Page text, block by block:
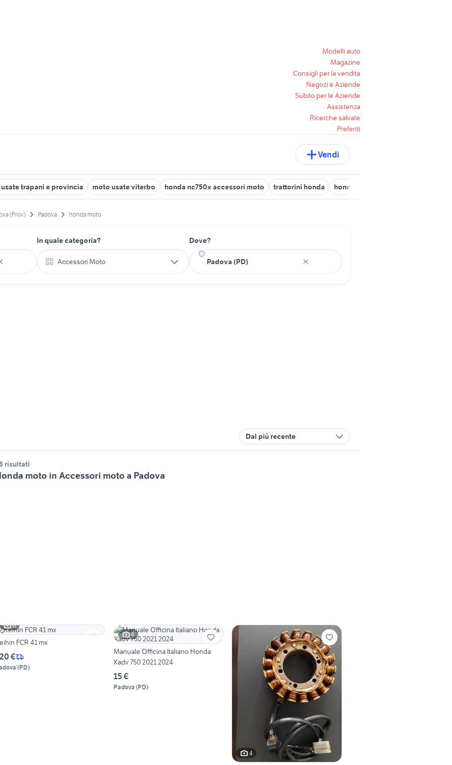
Modelli auto
Magazine
Consigli per la vendita
Negozi e Aziende
Subito per le Aziende
Assistenza
Ricerche salvate
Preferiti
Vendi
trapani e provincia moto usate viterbo honda nc750x accessori moto trattorini honda honda vision 110 accessori moto
(Prov) Padova honda moto
In quale categoria?
Accessori Moto
Dove?
Dal più recente
risultati
moto in Accessori moto a Padova
6
FCR 41 mx
€
(PD)
6
Manuale Officina Italiano Honda
Xadv 750 2021 2024
15 €
Padova (PD)
4